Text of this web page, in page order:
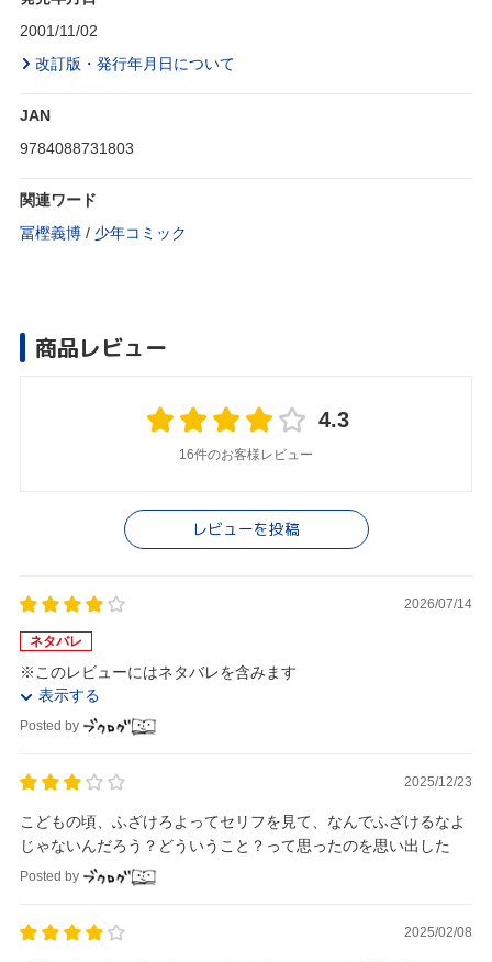
2001/11/02
改訂版・発行年月日について
JAN
9784088731803
関連ワード
冨樫義博 / 少年コミック
商品レビュー
4.3
16件のお客様レビュー
レビューを投稿
2026/07/14
ネタバレ
※このレビューにはネタバレを含みます
表示する
Posted by
2025/12/23
こどもの頃、ふざけろよってセリフを見て、なんでふざけるなよ
じゃないんだろう？どういうこと？って思ったのを思い出した
Posted by
2025/02/08